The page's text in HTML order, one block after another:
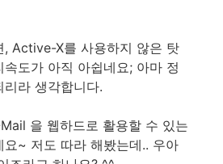
, Active-X를 사용하지 않은 탓
도가 아직 아쉽네요; 아마 정
라 생각합니다.
을 웹하드로 활용할 수 있는
요~ 저도 따라 해봤는데.. 우아